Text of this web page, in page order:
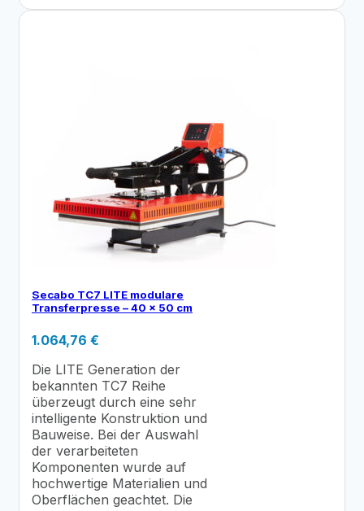
Secabo TC7 LITE modulare
Transferpresse – 40 x 50 cm
1.064,76 €
Die LITE Generation der
bekannten TC7 Reihe
überzeugt durch eine sehr
intelligente Konstruktion und
Bauweise. Bei der Auswahl
der verarbeiteten
Komponenten wurde auf
hochwertige Materialien und
Oberflächen geachtet. Die